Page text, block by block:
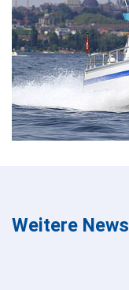
Weitere News